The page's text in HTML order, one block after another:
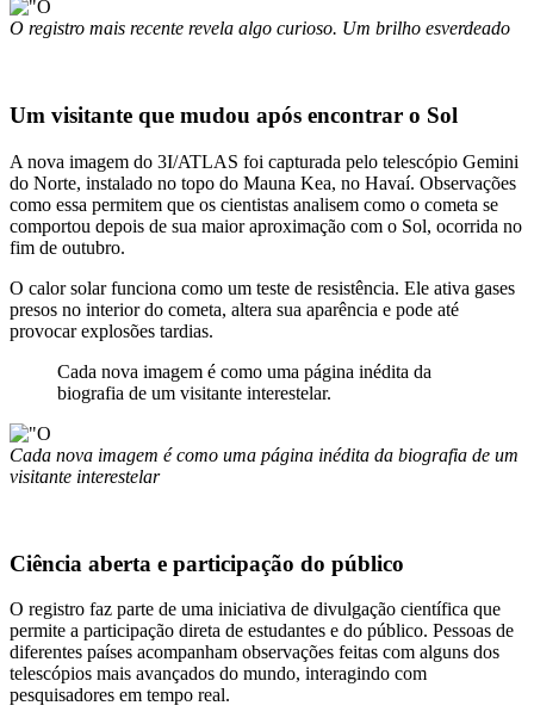
O registro mais recente revela algo curioso. Um brilho esverdeado
Um visitante que mudou após encontrar o Sol
A nova imagem do 3I/ATLAS foi capturada pelo telescópio Gemini
do Norte, instalado no topo do Mauna Kea, no Havaí. Observações
como essa permitem que os cientistas analisem como o cometa se
comportou depois de sua maior aproximação com o Sol, ocorrida no
fim de outubro.
O calor solar funciona como um teste de resistência. Ele ativa gases
presos no interior do cometa, altera sua aparência e pode até
provocar explosões tardias.
Cada nova imagem é como uma página inédita da
biografia de um visitante interestelar.
Cada nova imagem é como uma página inédita da biografia de um
visitante interestelar
Ciência aberta e participação do público
O registro faz parte de uma iniciativa de divulgação científica que
permite a participação direta de estudantes e do público. Pessoas de
diferentes países acompanham observações feitas com alguns dos
telescópios mais avançados do mundo, interagindo com
pesquisadores em tempo real.